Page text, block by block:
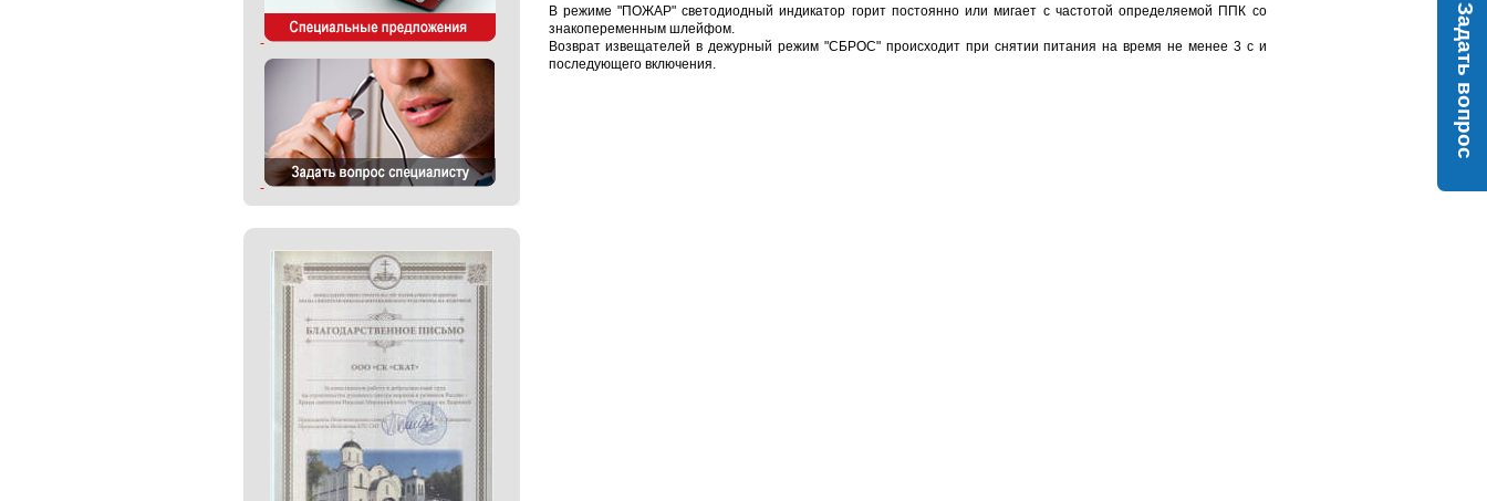
Задать вопрос
В режиме "ПОЖАР" светодиодный индикатор горит постоянно или мигает с частотой определяемой ППК со
знакопеременным шлейфом.
Возврат извещателей в дежурный режим "СБРОС" происходит при снятии питания на время не менее 3 с и
последующего включения.